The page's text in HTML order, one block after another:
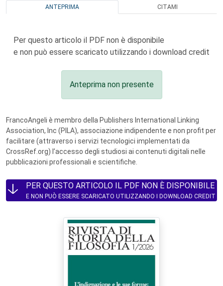
ANTEPRIMA CITAMI
Per questo articolo il PDF non è disponibile
e non può essere scaricato utilizzando i download credit
Anteprima non presente
FrancoAngeli è membro della Publishers International Linking
Association, Inc (PILA), associazione indipendente e non profit per
facilitare (attraverso i servizi tecnologici implementati da
CrossRef.org) l’accesso degli studiosi ai contenuti digitali nelle
pubblicazioni professionali e scientifiche.
PER QUESTO ARTICOLO IL PDF NON È DISPONIBILE
E NON PUÒ ESSERE SCARICATO UTILIZZANDO I DOWNLOAD CREDIT